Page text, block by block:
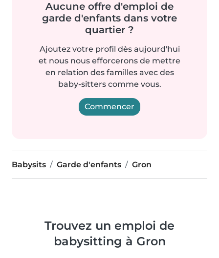
Aucune offre d'emploi de
garde d'enfants dans votre
quartier ?
Ajoutez votre profil dès aujourd'hui
et nous nous efforcerons de mettre
en relation des familles avec des
baby-sitters comme vous.
Commencer
Babysits Garde d'enfants Gron
Trouvez un emploi de
babysitting à Gron